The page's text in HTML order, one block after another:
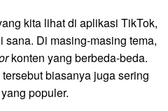
kita lihat di aplikasi TikTok,
sana. Di masing-masing tema,
konten yang berbeda-beda.
biasanya juga sering
populer.